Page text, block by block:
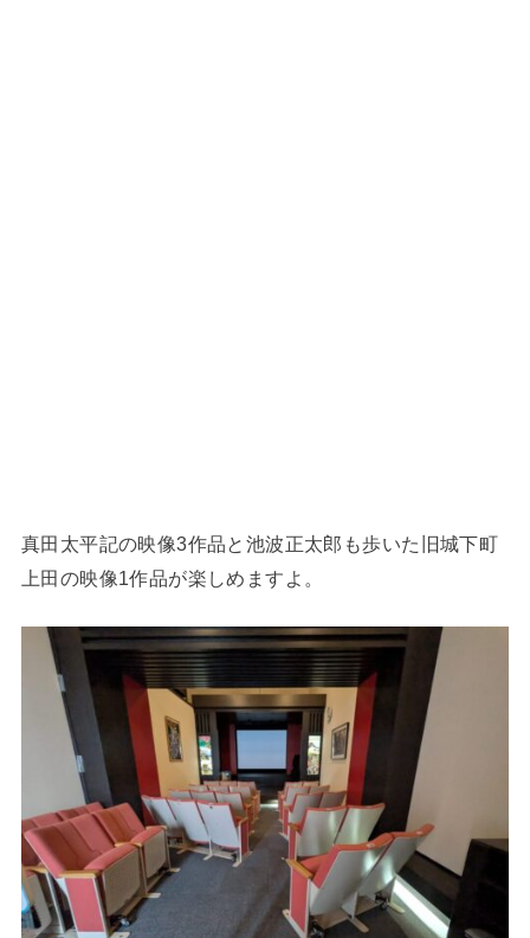
真田太平記の映像3作品と池波正太郎も歩いた旧城下町
上田の映像1作品が楽しめますよ。